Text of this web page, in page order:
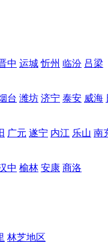
中 运城 忻州 临汾 吕梁
台 潍坊 济宁 泰安 威海
广元 遂宁 内江 乐山 南
中 榆林 安康 商洛
林芝地区